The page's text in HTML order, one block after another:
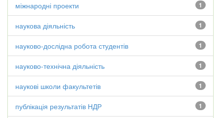
1
міжнародні проекти
1
наукова діяльність
1
науково-дослідна робота студентів
1
науково-технічна діяльність
1
наукові школи факультетів
1
публікація результатів НДР